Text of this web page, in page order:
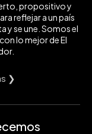
propositivo y
reflejar a un país
y se une. Somos el
lo mejor de El
❯